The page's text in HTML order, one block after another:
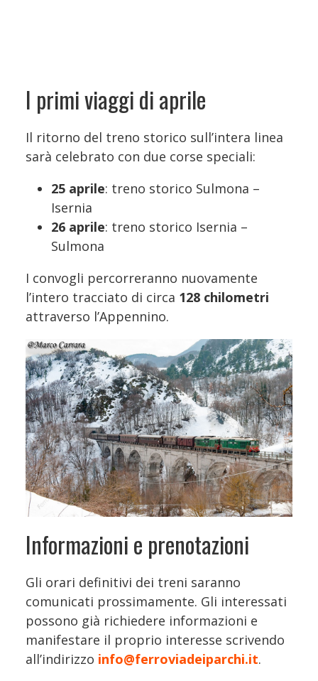
I primi viaggi di aprile
Il ritorno del treno storico sull’intera linea
sarà celebrato con due corse speciali:
25 aprile: treno storico Sulmona –
Isernia
26 aprile: treno storico Isernia –
Sulmona
I convogli percorreranno nuovamente
l’intero tracciato di circa 128 chilometri
attraverso l’Appennino.
Informazioni e prenotazioni
Gli orari definitivi dei treni saranno
comunicati prossimamente. Gli interessati
possono già richiedere informazioni e
manifestare il proprio interesse scrivendo
all’indirizzo info@ferroviadeiparchi.it.